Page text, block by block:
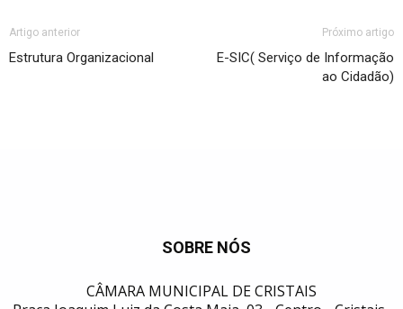
Artigo anterior
Estrutura Organizacional
Próximo artigo
E-SIC( Serviço de Informação
ao Cidadão)
SOBRE NÓS
CÂMARA MUNICIPAL DE CRISTAIS